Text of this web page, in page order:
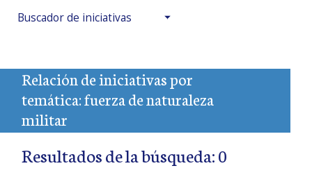
Buscador de iniciativas
Relación de iniciativas por
temática: fuerza de naturaleza
militar
Resultados de la búsqueda: 0